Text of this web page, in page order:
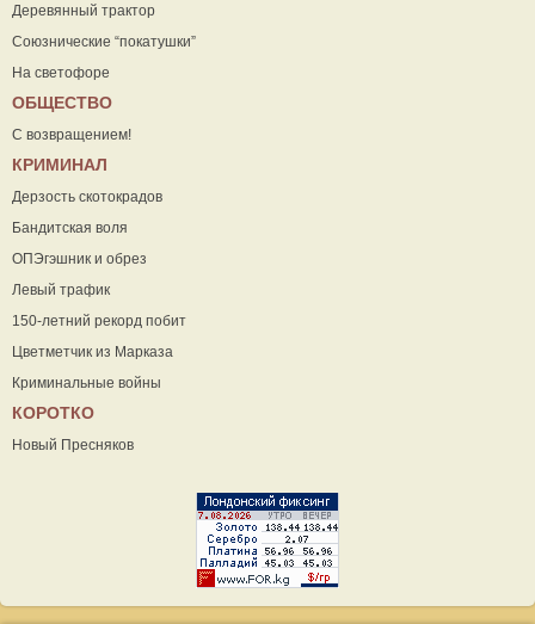
Деревянный трактор
Союзнические “покатушки”
На светофоре
ОБЩЕСТВО
С возвращением!
КРИМИНАЛ
Дерзость скотокрадов
Бандитская воля
ОПЭгэшник и обрез
Левый трафик
150-летний рекорд побит
Цветметчик из Марказа
Криминальные войны
КОРОТКО
Новый Пресняков